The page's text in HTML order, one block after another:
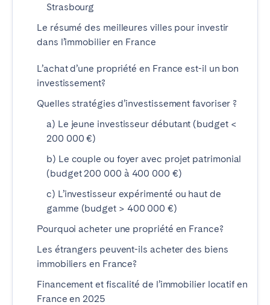
Strasbourg
Le résumé des meilleures villes pour investir
dans l’immobilier en France
L’achat d’une propriété en France est-il un bon
investissement?
Quelles stratégies d’investissement favoriser ?
a) Le jeune investisseur débutant (budget <
200 000 €)
b) Le couple ou foyer avec projet patrimonial
(budget 200 000 à 400 000 €)
c) L’investisseur expérimenté ou haut de
gamme (budget > 400 000 €)
Pourquoi acheter une propriété en France?
Les étrangers peuvent-ils acheter des biens
immobiliers en France?
Financement et fiscalité de l’immobilier locatif en
France en 2025
Huelva
Málaga
CANARY ISLANDS
El Hierro
Fuerteventura
Gran Canaria
La Gomera
Tenerife
SWITZERLAND
Bern
Geneva
Lucerne